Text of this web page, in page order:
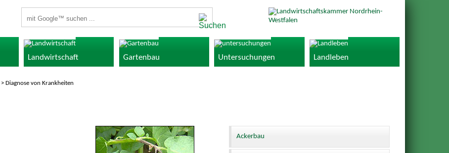
Landwirtschaft Gartenbau Untersuchungen Landleben
> Diagnose von Krankheiten
Ackerbau